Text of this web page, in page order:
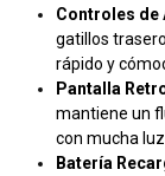
Controles de
gatillos
rápido y
Pantalla
mantiene un
con mucha luz.
Batería